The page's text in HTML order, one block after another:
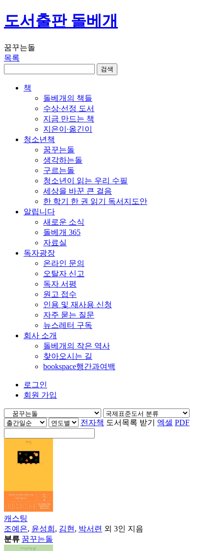
도서출판 돌베개
꿈꾸는돌
목록
책
돌베개의 책들
수상∙선정 도서
지금 만드는 책
지은이∙옮긴이
청소년책
꿈꾸는돌
생각하는돌
구르는돌
청소년이 읽는 우리 수필
세상을 바꾼 큰 걸음
한 학기 한 권 읽기 독서지도안
알립니다
새로운 소식
돌베개 365
자료실
독자광장
온라인 문의
오탈자 신고
독자 서평
원고 접수
인용 및 재사용 신청
자주 묻는 질문
뉴스레터 구독
회사 소개
돌베개의 작은 역사
찾아오시는 길
bookspace행간과여백
로그인
회원 가입
전자책 도서목록 받기 엑셀 PDF
캐스팅
조예은, 윤성희 , 김현 , 박서련 외 3인 지음
분류 꿈꾸는돌